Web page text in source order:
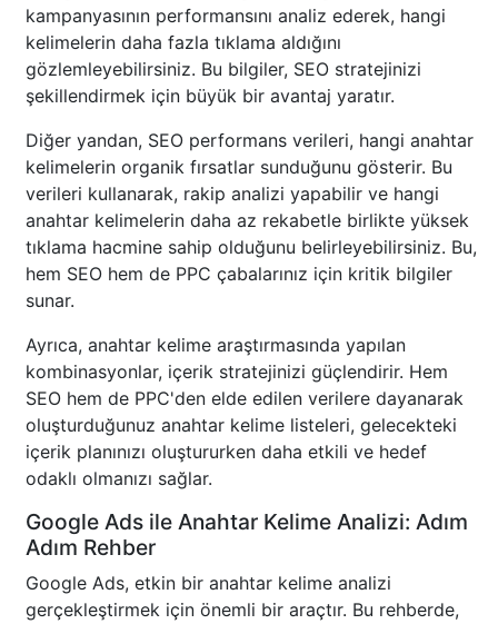
kampanyasının performansını analiz ederek, hangi
kelimelerin daha fazla tıklama aldığını
gözlemleyebilirsiniz. Bu bilgiler, SEO stratejinizi
şekillendirmek için büyük bir avantaj yaratır.
Diğer yandan, SEO performans verileri, hangi anahtar
kelimelerin organik fırsatlar sunduğunu gösterir. Bu
verileri kullanarak, rakip analizi yapabilir ve hangi
anahtar kelimelerin daha az rekabetle birlikte yüksek
tıklama hacmine sahip olduğunu belirleyebilirsiniz. Bu,
hem SEO hem de PPC çabalarınız için kritik bilgiler
sunar.
Ayrıca, anahtar kelime araştırmasında yapılan
kombinasyonlar, içerik stratejinizi güçlendirir. Hem
SEO hem de PPC'den elde edilen verilere dayanarak
oluşturduğunuz anahtar kelime listeleri, gelecekteki
içerik planınızı oluştururken daha etkili ve hedef
odaklı olmanızı sağlar.
Google Ads ile Anahtar Kelime Analizi: Adım
Adım Rehber
Google Ads, etkin bir anahtar kelime analizi
gerçekleştirmek için önemli bir araçtır. Bu rehberde,